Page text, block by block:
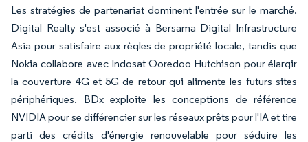
Les stratégies de partenariat dominent l'entrée sur le marché.
Digital Realty s'est associé à Bersama Digital Infrastructure
Asia pour satisfaire aux règles de propriété locale, tandis que
Nokia collabore avec Indosat Ooredoo Hutchison pour élargir
la couverture 4G et 5G de retour qui alimente les futurs sites
périphériques. BDx exploite les conceptions de référence
NVIDIA pour se différencier sur les réseaux prêts pour l'IA et tire
parti des crédits d'énergie renouvelable pour séduire les